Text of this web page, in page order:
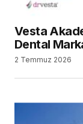
Vesta
Dental
2 Temmuz 2026